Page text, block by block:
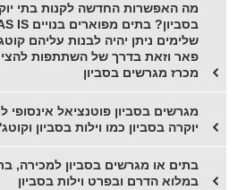
מה האפשרות החדשה לקנות בתי
שלימים ניתן יהיה לבנות עליהם
פאר וזאת בדרך של השתתפות
מכרז מגרשים בסביון
מגרשים בסביון פוטנציאל אינסופי
יוקרה בסביון כמו וילות בסביון
בתים או מגרשים בסביון למכירה,
במלוא הדרם ובפרט וילות בסביון